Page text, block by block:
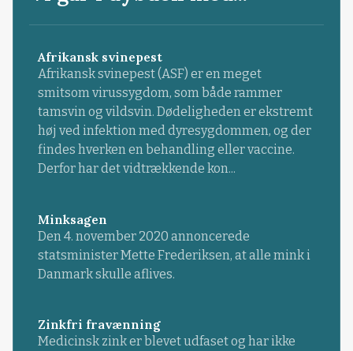
Afrikansk svinepest
Afrikansk svinepest (ASF) er en meget
smitsom virussygdom, som både rammer
tamsvin og vildsvin. Dødeligheden er ekstremt
høj ved infektion med dyresygdommen, og der
findes hverken en behandling eller vaccine.
Derfor har det vidtrækkende kon...
Minksagen
Den 4. november 2020 annoncerede
statsminister Mette Frederiksen, at alle mink i
Danmark skulle aflives.
Zinkfri fravænning
Medicinsk zink er blevet udfaset og har ikke